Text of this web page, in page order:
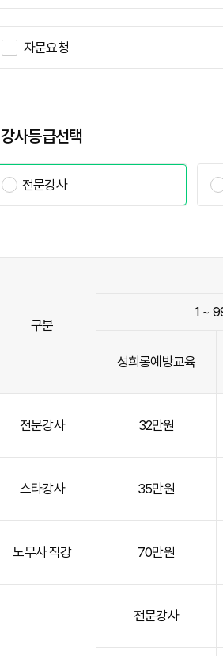
자문요청
강사등급선택
전문강사
구분
1 ~
성희롱예방교육
전문강사 32만원
스타강사 35만원
노무사 직강 70만원
전문강사